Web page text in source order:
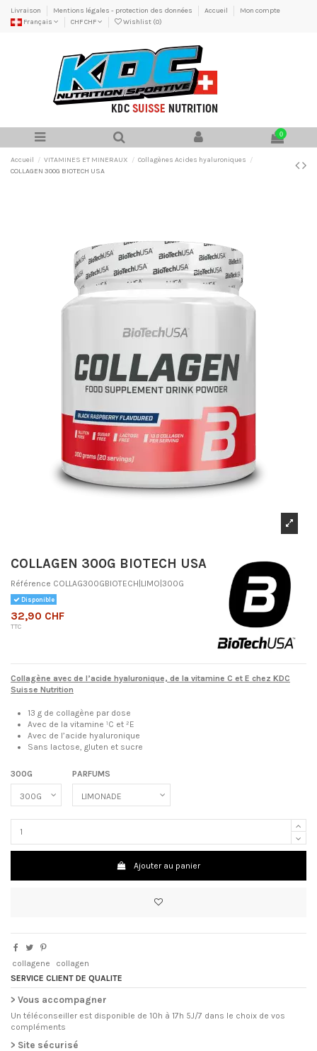
Livraison Mentions légales - protection des données Accueil
Mon compte
Français
CHF CHF Wishlist (0)
0
Accueil VITAMINES ET MINERAUX
Collagènes Acides hyaluroniques
COLLAGEN 300G BIOTECH USA
COLLAGEN 300G BIOTECH USA
Référence COLLAG300GBIOTECH|LIMO|300G
Disponible
32,90 CHF
TTC
Collagène avec de l’acide hyaluronique, de la vitamine C et E chez KDC
Suisse Nutrition
13 g de collagène par dose
Avec de la vitamine ¹C et ²E
Avec de l’acide hyaluronique
Sans lactose, gluten et sucre
300G PARFUMS
Ajouter au panier
collagene
collagen
SERVICE CLIENT DE QUALITE
> Vous accompagner
Un téléconseiller est disponible de 10h à 17h 5J/7 dans le choix de vos
compléments
> Site sécurisé